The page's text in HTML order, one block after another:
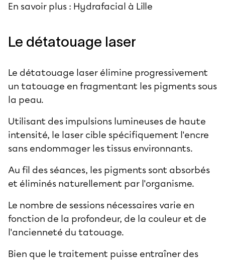
En savoir plus : Hydrafacial à Lille
Le détatouage laser
Le détatouage laser élimine progressivement
un tatouage en fragmentant les pigments sous
la peau.
Utilisant des impulsions lumineuses de haute
intensité, le laser cible spécifiquement l'encre
sans endommager les tissus environnants.
Au fil des séances, les pigments sont absorbés
et éliminés naturellement par l'organisme.
Le nombre de sessions nécessaires varie en
fonction de la profondeur, de la couleur et de
l'ancienneté du tatouage.
Bien que le traitement puisse entraîner des